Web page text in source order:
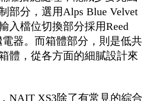
部分，選用Alps Blue Velvet
入檔位切換部分採用Reed
器。而箱體部分，則是低共
體，從各方面的細膩設計來
NAIT XS3除了有常見的綜合